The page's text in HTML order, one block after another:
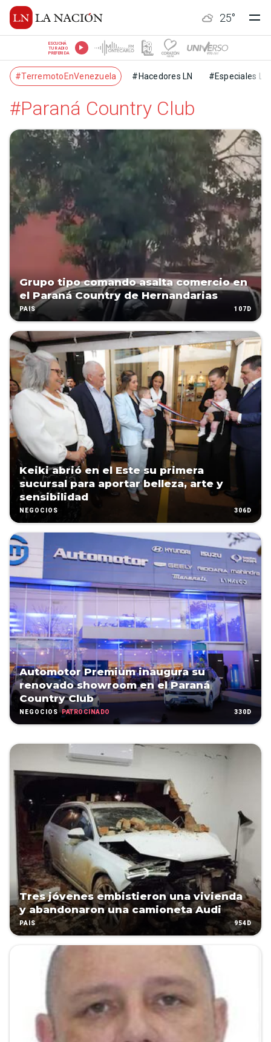
25°
ESCUCHÁ
TU RADIO
PREFERIDA
#TerremotoEnVenezuela #Hacedores LN #Especiales LN
#Paraná Country Club
Grupo tipo comando asalta comercio en
el Paraná Country de Hernandarias
PAÍS 107D
Keiki abrió en el Este su primera
sucursal para aportar belleza, arte y
sensibilidad
NEGOCIOS 306D
Automotor Premium inaugura su
renovado showroom en el Paraná
Country Club
NEGOCIOS PATROCINADO 330D
Tres jóvenes embistieron una vivienda
y abandonaron una camioneta Audi
PAÍS 954D